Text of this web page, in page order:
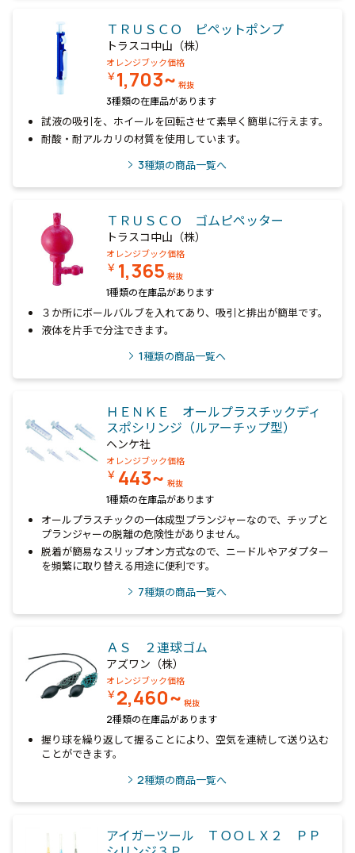
ＴＲＵＳＣＯ ピペットポンプ
トラスコ中山（株）
オレンジブック価格
￥1,703~ 税抜
3種類の在庫品があります
試液の吸引を、ホイールを回転させて素早く簡単に行えます。
耐酸・耐アルカリの材質を使用しています。
3種類の商品一覧へ
ＴＲＵＳＣＯ ゴムピペッター
トラスコ中山（株）
オレンジブック価格
￥ 1,365 税抜
1種類の在庫品があります
３か所にボールバルブを入れてあり、吸引と排出が簡単です。
液体を片手で分注できます。
1種類の商品一覧へ
ＨＥＮＫＥ オールプラスチックディ
スポシリンジ（ルアーチップ型）
ヘンケ社
オレンジブック価格
￥ 443~ 税抜
1種類の在庫品があります
オールプラスチックの一体成型プランジャーなので、チップと
プランジャーの脱離の危険性がありません。
脱着が簡易なスリップオン方式なので、ニードルやアダプター
を頻繁に取り替える用途に便利です。
7種類の商品一覧へ
ＡＳ ２連球ゴム
アズワン（株）
オレンジブック価格
￥2,460~ 税抜
2種類の在庫品があります
握り球を繰り返して握ることにより、空気を連続して送り込む
ことができます。
2種類の商品一覧へ
アイガーツール ＴＯＯＬＸ２ ＰＰ